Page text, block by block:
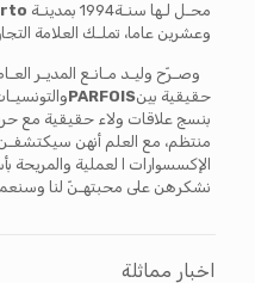
محـل لـها سنـة1994 بمدينـة
وعشرين عاما، تملـك العلامة التجارية أكثرمن 700
وصـرّح وليـد مـانـع المديـر
حقيقية بينPARFOIS
بنسج علاقات ولاء حقيقية مع
منتظم، مع العلم أنهن
الإكسسوارات ا لعملية والمريحة
نشكرهن على محبتهـنّ لنا
اخبار مماثلة